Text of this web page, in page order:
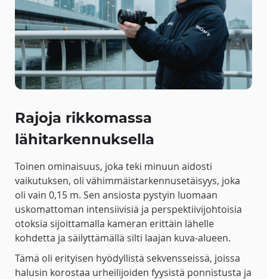
Rajoja rikkomassa
lähitarkennuksella
Toinen ominaisuus, joka teki minuun aidosti
vaikutuksen, oli vähimmäistarkennusetäisyys, joka
oli vain 0,15 m. Sen ansiosta pystyin luomaan
uskomattoman intensiivisiä ja perspektiivijohtoisia
otoksia sijoittamalla kameran erittäin lähelle
kohdetta ja säilyttämällä silti laajan kuva-alueen.
Tämä oli erityisen hyödyllistä sekvensseissä, joissa
halusin korostaa urheilijoiden fyysistä ponnistusta ja